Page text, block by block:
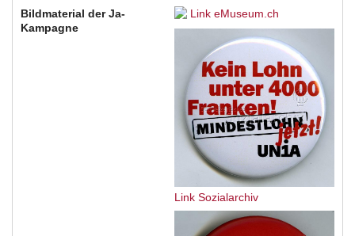
Bildmaterial der Ja-
Kampagne
Link eMuseum.ch
Link Sozialarchiv